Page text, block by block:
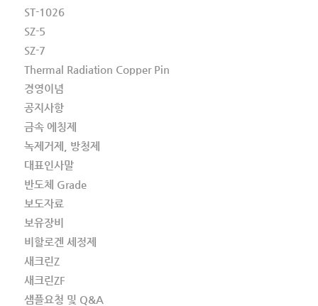
ST-1026
SZ-5
SZ-7
Thermal Radiation Copper Pin
경영이념
공지사항
금속 에칭제
녹제거제, 방청제
대표인사말
반도체 Grade
보도자료
보유장비
비할로겐 세정제
새크린Z
새크린ZF
샘플요청 및 Q&A